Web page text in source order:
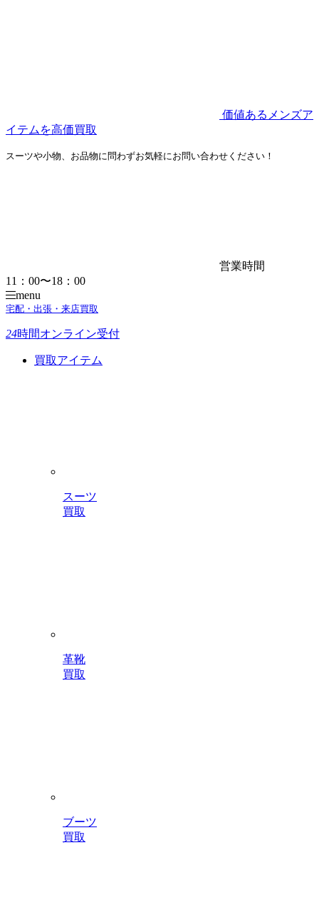
価値あるメンズア
イテムを高価買取
スーツや小物、お品物に問わずお気軽にお問い合わせください！
営業時間
11：00〜18：00
menu
宅配・出張・来店買取
24時間オンライン受付
買取アイテム
スーツ
買取
革靴
買取
ブーツ
買取